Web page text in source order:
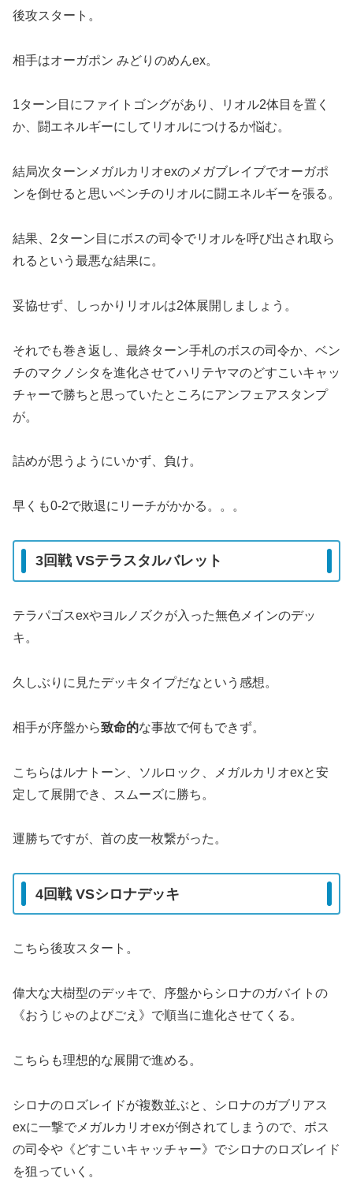
後攻スタート。
相手はオーガポン みどりのめんex。
1ターン目にファイトゴングがあり、リオル2体目を置く
か、闘エネルギーにしてリオルにつけるか悩む。
結局次ターンメガルカリオexのメガブレイブでオーガポ
ンを倒せると思いベンチのリオルに闘エネルギーを張る。
結果、2ターン目にボスの司令でリオルを呼び出され取ら
れるという最悪な結果に。
妥協せず、しっかりリオルは2体展開しましょう。
それでも巻き返し、最終ターン手札のボスの司令か、ベン
チのマクノシタを進化させてハリテヤマのどすこいキャッ
チャーで勝ちと思っていたところにアンフェアスタンプ
が。
詰めが思うようにいかず、負け。
早くも0-2で敗退にリーチがかかる。。。
3回戦 VSテラスタルバレット
テラパゴスexやヨルノズクが入った無色メインのデッ
キ。
久しぶりに見たデッキタイプだなという感想。
相手が序盤から致命的な事故で何もできず。
こちらはルナトーン、ソルロック、メガルカリオexと安
定して展開でき、スムーズに勝ち。
運勝ちですが、首の皮一枚繋がった。
4回戦 VSシロナデッキ
こちら後攻スタート。
偉大な大樹型のデッキで、序盤からシロナのガバイトの
《おうじゃのよびごえ》で順当に進化させてくる。
こちらも理想的な展開で進める。
シロナのロズレイドが複数並ぶと、シロナのガブリアス
exに一撃でメガルカリオexが倒されてしまうので、ボス
の司令や《どすこいキャッチャー》でシロナのロズレイド
を狙っていく。